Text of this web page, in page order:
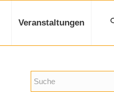
Veranstaltungen